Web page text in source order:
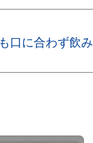
口に合わず飲